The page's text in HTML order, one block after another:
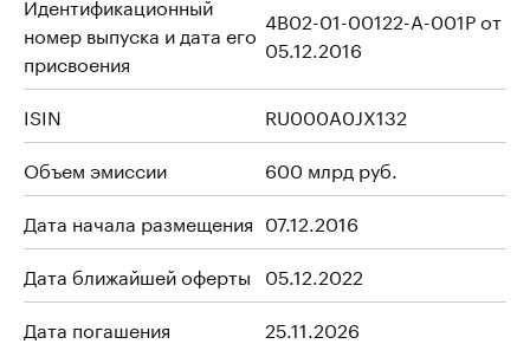
номер выпуска и дата его
присвоения
4B02-01-00122-A-001P от
05.12.2016
ISIN
RU000A0JX132
Объем эмиссии
600 млрд руб.
Дата начала размещения 07.12.2016
Дата ближайшей оферты 05.12.2022
Дата погашения
25.11.2026